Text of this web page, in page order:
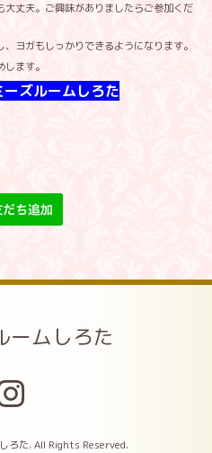
丈夫。ご興味がありましたらご参加くだ
ヨガもしっかりできるようになります。
ます。
ーズルームしろた
ームしろた
ろた. All Rights Reserved.